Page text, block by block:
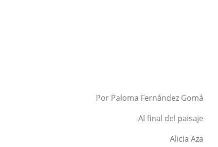
Por Paloma Fernández Gomá
Al final del paisaje
Alicia Aza